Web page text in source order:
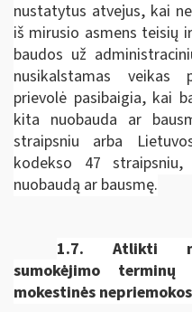
nustatytus atvejus, kai
iš mirusio asmens teisių
baudos už
nusikalstamas veikas
prievolė pasibaigia, kai
kita nuobauda ar
straipsniu arba
kodekso 47
nuobaudą ar bausmę.
1.7.
Atlikti
sumokėjimo
mokestinės